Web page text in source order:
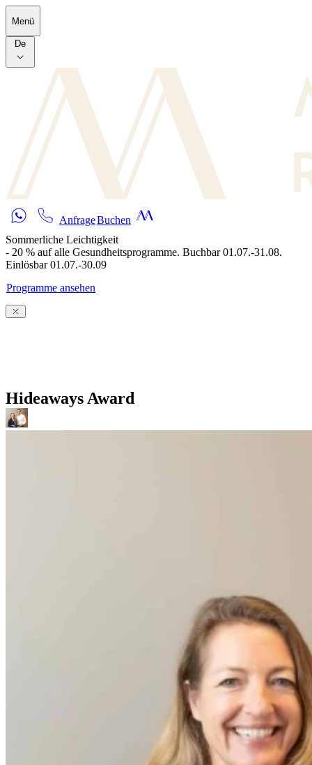
Skip to main content
Menü
De
AnfrageBuchen
Sommerliche Leichtigkeit
- 20 % auf alle Gesundheitsprogramme. Buchbar 01.07.-31.08.
Einlösbar 01.07.-30.09
Programme ansehen
Hideaways Award